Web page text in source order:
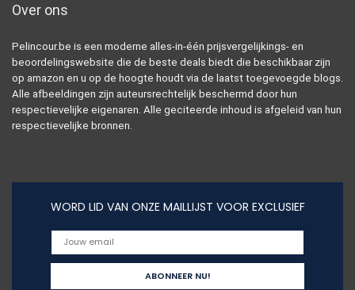
Over ons
Pelincour.be is een moderne alles-in-één prijsvergelijkings- en
beoordelingswebsite die de beste deals biedt die beschikbaar zijn
op amazon en u op de hoogte houdt via de laatst toegevoegde blogs.
Alle afbeeldingen zijn auteursrechtelijk beschermd door hun
respectievelijke eigenaren. Alle geciteerde inhoud is afgeleid van hun
respectievelijke bronnen.
WORD LID VAN ONZE MAILLIJST VOOR EXCLUSIEF